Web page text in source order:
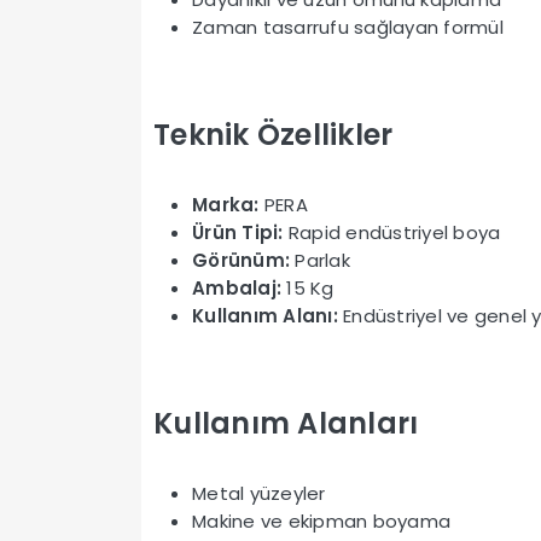
Zaman tasarrufu sağlayan formül
Teknik Özellikler
Marka: PERA
Ürün Tipi: Rapid endüstriyel boya
Görünüm: Parlak
Ambalaj: 15 Kg
Kullanım Alanı: Endüstriyel ve genel
Kullanım Alanları
Metal yüzeyler
Makine ve ekipman boyama